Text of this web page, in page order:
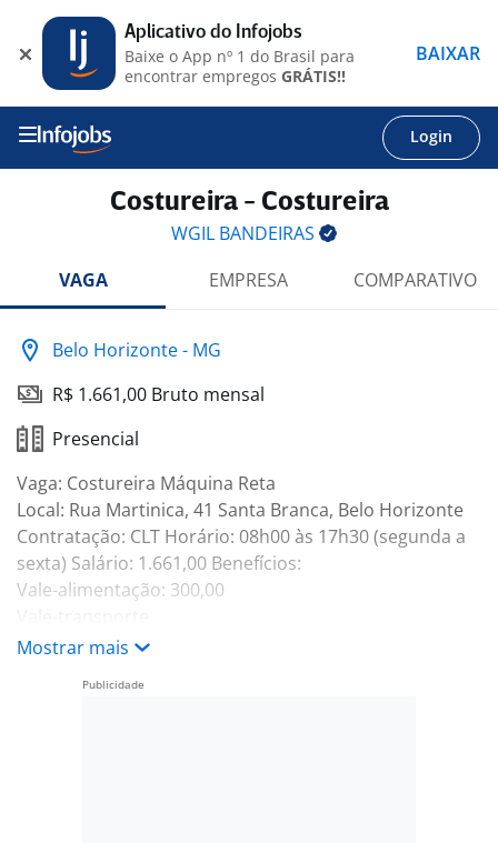
Login
Costureira - Costureira
WGIL BANDEIRAS
VAGA
EMPRESA COMPARATIVO
Belo Horizonte - MG
R$ 1.661,00 Bruto mensal
Presencial
Vaga: Costureira Máquina Reta
Local: Rua Martinica, 41 Santa Branca, Belo Horizonte
Contratação: CLT Horário: 08h00 às 17h30 (segunda a
sexta) Salário: 1.661,00 Benefícios:
Vale-alimentação: 300,00
Costurar peças em máquina reta industrial com
Mostrar mais
Aplicativo do Infojobs
Baixe o App nº 1 do Brasil para
encontrar empregos GRÁTIS!!
BAIXAR